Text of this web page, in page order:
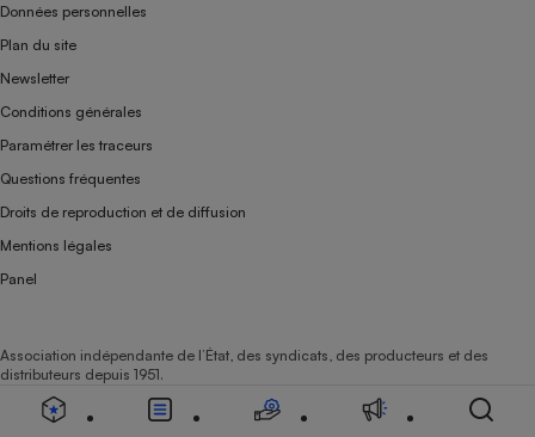
Données personnelles
Plan du site
Newsletter
Conditions générales
Paramétrer les traceurs
Questions fréquentes
Droits de reproduction et de diffusion
Mentions légales
Panel
Association indépendante de l’État, des syndicats, des producteurs et des
distributeurs depuis 1951.